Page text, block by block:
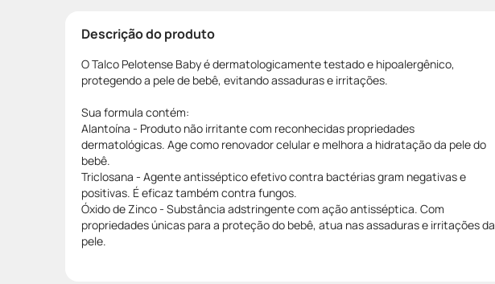
Descrição do produto
O Talco Pelotense Baby é dermatologicamente testado e hipoalergênico,
protegendo a pele de bebê, evitando assaduras e irritações.
Sua formula contém:
Alantoína - Produto não irritante com reconhecidas propriedades
dermatológicas. Age como renovador celular e melhora a hidratação da pele do
bebê.
Triclosana - Agente antisséptico efetivo contra bactérias gram negativas e
positivas. É eficaz também contra fungos.
Óxido de Zinco - Substância adstringente com ação antisséptica. Com
propriedades únicas para a proteção do bebê, atua nas assaduras e irritações da
pele.